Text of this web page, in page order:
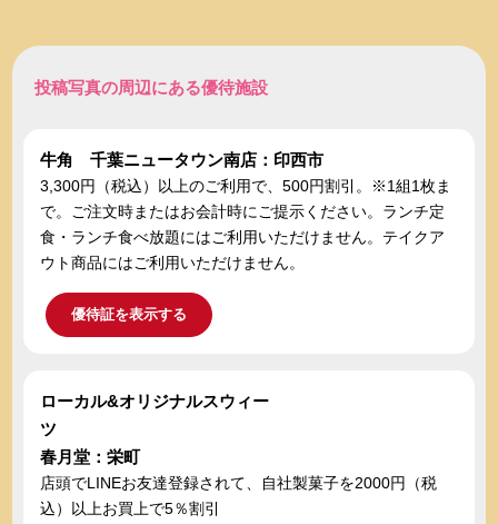
投稿写真の周辺にある優待施設
牛角 千葉ニュータウン南店：印西市
3,300円（税込）以上のご利用で、500円割引。※1組1枚ま
で。ご注文時またはお会計時にご提示ください。ランチ定
食・ランチ食べ放題にはご利用いただけません。テイクア
ウト商品にはご利用いただけません。
優待証を表示する
ローカル&オリジナルスウィー
ツ
春月堂：栄町
店頭でLINEお友達登録されて、自社製菓子を2000円（税
込）以上お買上で5％割引